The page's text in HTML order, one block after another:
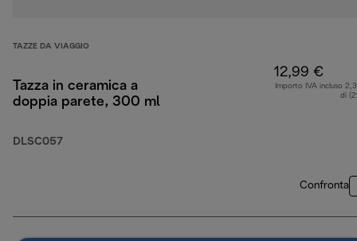
TAZZE DA VIAGGIO
Tazza in ceramica a
doppia parete, 300 ml
DLSC057
12,99 €
Importo IVA incluso
di
Confronta